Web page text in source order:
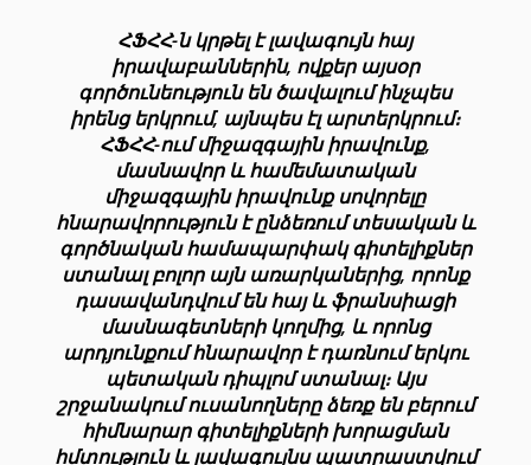
ՀՖՀՀ-ն կրթել է լավագույն հայ
իրավաբաններին, ովքեր այսօր
գործունեություն են ծավալում ինչպես
իրենց երկրում, այնպես էլ արտերկրում։
ՀՖՀՀ-ում միջազգային իրավունք,
մասնավոր և համեմատական
միջազգային իրավունք սովորելը
հնարավորություն է ընձեռում տեսական և
գործնական համապարփակ գիտելիքներ
ստանալ բոլոր այն առարկաներից, որոնք
դասավանդվում են հայ և ֆրանսիացի
մասնագետների կողմից, և որոնց
արդյունքում հնարավոր է դառնում երկու
պետական դիպլոմ ստանալ։ Այս
շրջանակում ուսանողները ձեռք են բերում
հիմնարար գիտելիքների խորացման
հմտություն և լավագույնս պատրաստվում